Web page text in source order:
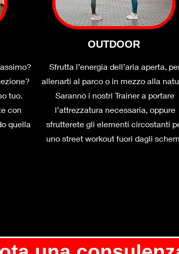
tuo.
con
quella
OUTDOOR
Sfrutta l’energia dell’aria aperta,
allenarti al parco o in mezzo alla
Saranno i nostri Trainer a portare
l’attrezzatura necessaria, oppure
sfrutterete gli elementi circostanti
uno street workout fuori dagli